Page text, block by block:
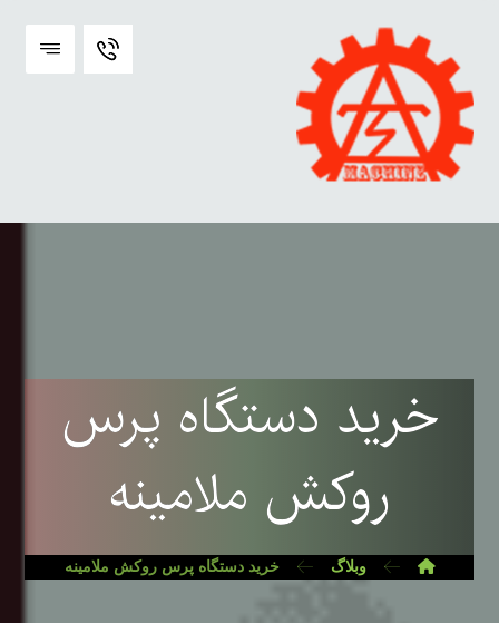
خرید دستگاه پرس
روکش ملامینه
وبلاگ خرید دستگاه پرس روکش ملامینه